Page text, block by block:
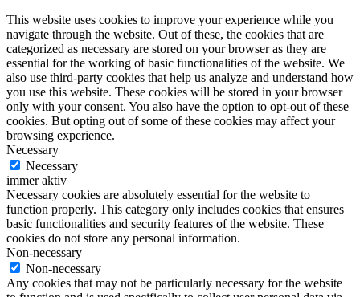
This website uses cookies to improve your experience while you
navigate through the website. Out of these, the cookies that are
categorized as necessary are stored on your browser as they are
essential for the working of basic functionalities of the website. We
also use third-party cookies that help us analyze and understand how
you use this website. These cookies will be stored in your browser
only with your consent. You also have the option to opt-out of these
cookies. But opting out of some of these cookies may affect your
browsing experience.
Necessary
Necessary
immer aktiv
Necessary cookies are absolutely essential for the website to
function properly. This category only includes cookies that ensures
basic functionalities and security features of the website. These
cookies do not store any personal information.
Non-necessary
Non-necessary
Any cookies that may not be particularly necessary for the website